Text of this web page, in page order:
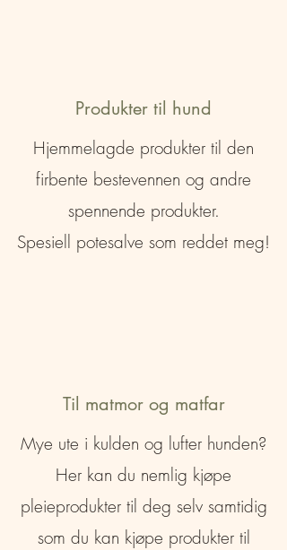
Produkter til hund
Hjemmelagde produkter til den
firbente bestevennen og andre
spennende produkter.
Spesiell potesalve som reddet meg!
Til matmor og matfar
Mye ute i kulden og lufter hunden?
Her kan du nemlig kjøpe
pleieprodukter til deg selv samtidig
som du kan kjøpe produkter til